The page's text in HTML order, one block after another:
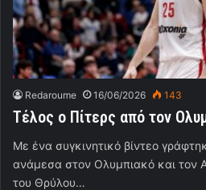
Redaroume 16/06/2026 143
Tέλος ο Πίτερς από τον
Με ένα συγκινητικό βίντεο
ανάμεσα στον Ολυμπιακό και τον
του Θρύλου…